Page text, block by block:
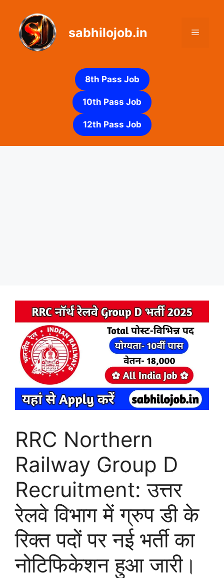
content
sabhilojob.in Menu
8th Pass Job
10th Pass Job
12th Pass Job
RRC Northern
Railway Group D
Recruitment: उत्तर
रेलवे विभाग में ग्रुप डी के
रिक्त पदों पर नई भर्ती का
नोटिफिकेशन हुआ जारी।